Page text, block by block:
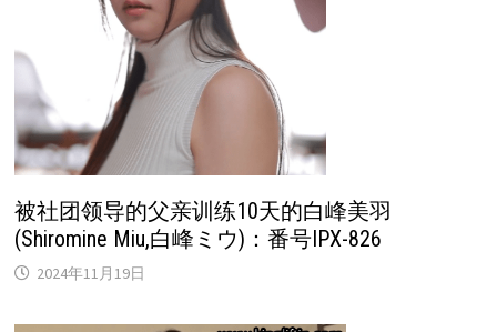
被社团领导的父亲训练10天的白峰美羽
(Shiromine Miu,白峰ミウ)：番号IPX-826
2024年11月19日